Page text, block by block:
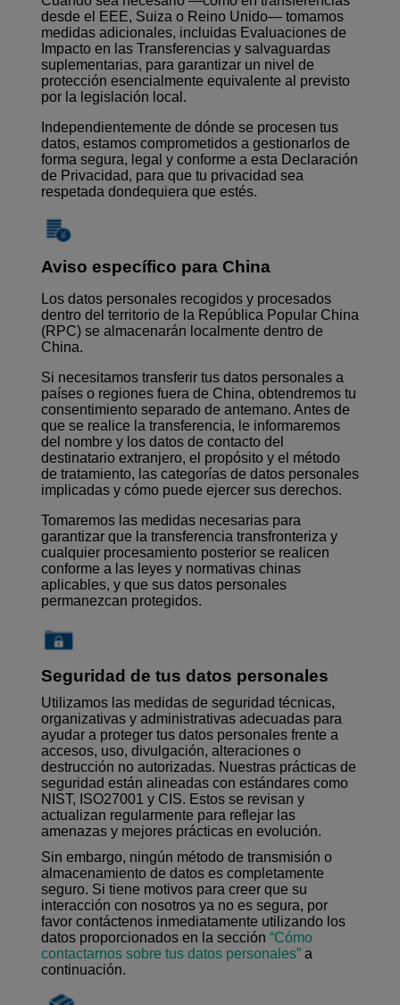
desde el EEE, Suiza o Reino Unido— tomamos
medidas adicionales, incluidas Evaluaciones de
Impacto en las Transferencias y salvaguardas
suplementarias, para garantizar un nivel de
protección esencialmente equivalente al previsto
por la legislación local.
Independientemente de dónde se procesen tus
datos, estamos comprometidos a gestionarlos de
forma segura, legal y conforme a esta Declaración
de Privacidad, para que tu privacidad sea
respetada dondequiera que estés.
Aviso específico para China
Los datos personales recogidos y procesados
dentro del territorio de la República Popular China
(RPC) se almacenarán localmente dentro de
China.
Si necesitamos transferir tus datos personales a
países o regiones fuera de China, obtendremos tu
consentimiento separado de antemano. Antes de
que se realice la transferencia, le informaremos
del nombre y los datos de contacto del
destinatario extranjero, el propósito y el método
de tratamiento, las categorías de datos personales
implicadas y cómo puede ejercer sus derechos.
Tomaremos las medidas necesarias para
garantizar que la transferencia transfronteriza y
cualquier procesamiento posterior se realicen
conforme a las leyes y normativas chinas
aplicables, y que sus datos personales
permanezcan protegidos.
Seguridad de tus datos personales
Utilizamos las medidas de seguridad técnicas,
organizativas y administrativas adecuadas para
ayudar a proteger tus datos personales frente a
accesos, uso, divulgación, alteraciones o
destrucción no autorizadas. Nuestras prácticas de
seguridad están alineadas con estándares como
NIST, ISO27001 y CIS. Estos se revisan y
actualizan regularmente para reflejar las
amenazas y mejores prácticas en evolución.
Sin embargo, ningún método de transmisión o
almacenamiento de datos es completamente
seguro. Si tiene motivos para creer que su
interacción con nosotros ya no es segura, por
favor contáctenos inmediatamente utilizando los
datos proporcionados en la sección “Cómo
contactarnos sobre tus datos personales” a
continuación.